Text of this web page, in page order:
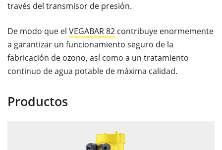
través del transmisor de presión.
De modo que el VEGABAR 82 contribuye enormemente
a garantizar un funcionamiento seguro de la
fabricación de ozono, así como a un tratamiento
continuo de agua potable de máxima calidad.
Productos